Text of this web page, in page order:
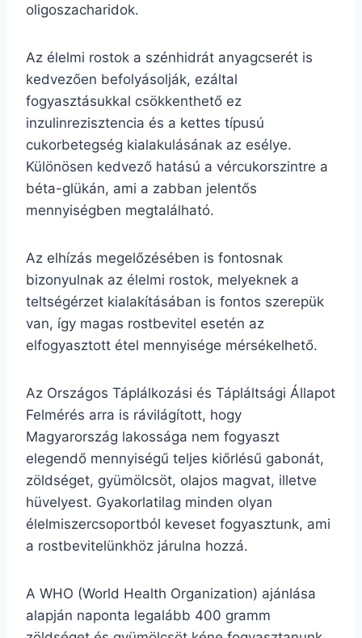
oligoszacharidok.
Az élelmi rostok a szénhidrát anyagcserét is
kedvezően befolyásolják, ezáltal
fogyasztásukkal csökkenthető ez
inzulinrezisztencia és a kettes típusú
cukorbetegség kialakulásának az esélye.
Különösen kedvező hatású a vércukorszintre a
béta-glükán, ami a zabban jelentős
mennyiségben megtalálható.
Az elhízás megelőzésében is fontosnak
bizonyulnak az élelmi rostok, melyeknek a
teltségérzet kialakításában is fontos szerepük
van, így magas rostbevitel esetén az
elfogyasztott étel mennyisége mérsékelhető.
Az Országos Táplálkozási és Tápláltsági Állapot
Felmérés arra is rávilágított, hogy
Magyarország lakossága nem fogyaszt
elegendő mennyiségű teljes kiőrlésű gabonát,
zöldséget, gyümölcsöt, olajos magvat, illetve
hüvelyest. Gyakorlatilag minden olyan
élelmiszercsoportból keveset fogyasztunk, ami
a rostbevitelünkhöz járulna hozzá.
A WHO (World Health Organization) ajánlása
alapján naponta legalább 400 gramm